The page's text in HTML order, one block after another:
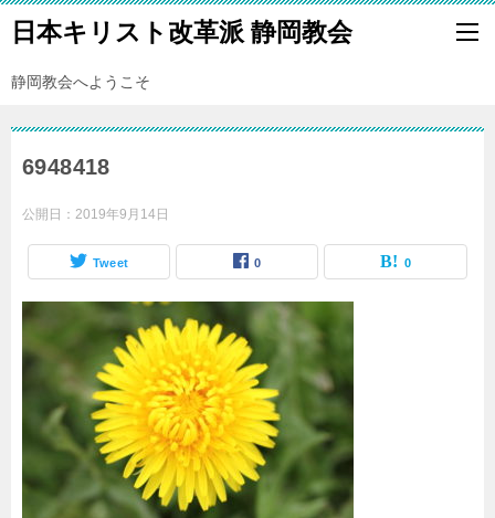
日本キリスト改革派 静岡教会
静岡教会へようこそ
6948418
公開日： 2019年9月14日
Tweet 0 0